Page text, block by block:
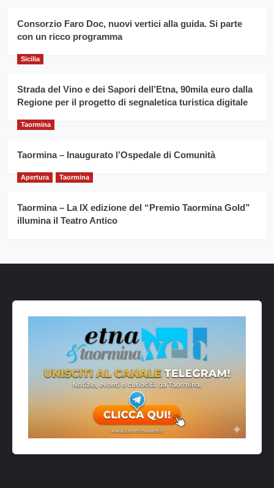
Franco
Caruso
Consorzio Faro Doc, nuovi vertici alla guida. Si parte
con un ricco programma
Sicilia
Strada del Vino e dei Sapori dell’Etna, 90mila euro dalla
Regione per il progetto di segnaletica turistica digitale
Taormina
Taormina – Inaugurato l’Ospedale di Comunità
Apertura Taormina
Taormina – La IX edizione del “Premio Taormina Gold”
illumina il Teatro Antico